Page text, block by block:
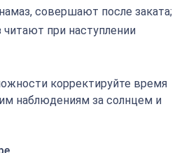
совершают после заката;
при наступлении
корректируйте время
наблюдениям за солнцем и